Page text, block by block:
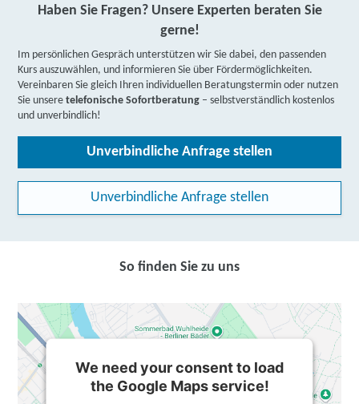
Haben Sie Fragen? Unsere Experten beraten Sie
gerne!
Im persönlichen Gespräch unterstützen wir Sie dabei, den passenden
Kurs auszuwählen, und informieren Sie über Fördermöglichkeiten.
Vereinbaren Sie gleich Ihren individuellen Beratungstermin oder nutzen
Sie unseretelefonische Sofortberatung – selbstverständlich kostenlos
und unverbindlich!
Unverbindliche Anfrage stellen
Unverbindliche Anfrage stellen
So finden Sie zu uns
We need your consent to load
the Google Maps service!